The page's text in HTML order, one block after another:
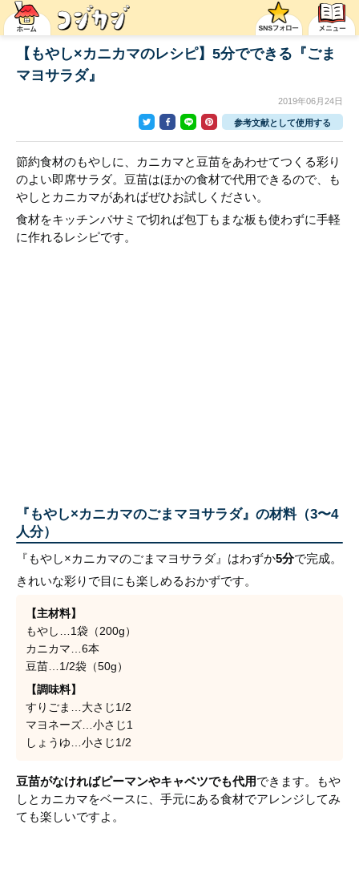
【もやし×カニカマのレシピ】5分でできる『ごま
マヨサラダ』
2019年06月24日
参考文献として使用する
節約食材のもやしに、カニカマと豆苗をあわせてつくる彩り
のよい即席サラダ。豆苗はほかの食材で代用できるので、も
やしとカニカマがあればぜひお試しください。
食材をキッチンバサミで切れば包丁もまな板も使わずに手軽
に作れるレシピです。
『もやし×カニカマのごまマヨサラダ』の材料（3〜4
人分）
『もやし×カニカマのごまマヨサラダ』はわずか5分で完成。
きれいな彩りで目にも楽しめるおかずです。
【主材料】
もやし…1袋（200g）
カニカマ…6本
豆苗…1/2袋（50g）
【調味料】
すりごま…大さじ1/2
マヨネーズ…小さじ1
しょうゆ…小さじ1/2
豆苗がなければピーマンやキャベツでも代用できます。もや
しとカニカマをベースに、手元にある食材でアレンジしてみ
ても楽しいですよ。